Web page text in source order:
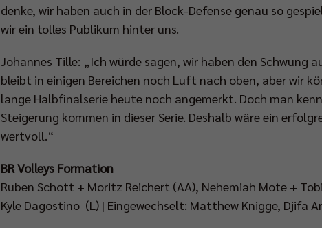
denke, wir haben auch in der Block-Defense genau so
wir ein tolles Publikum hinter uns.
Johannes Tille: „Ich würde sagen, wir haben den Schwung
bleibt in einigen Bereichen noch Luft nach oben, aber wir
lange Halbfinalserie heute noch angemerkt. Doch man
Steigerung kommen in dieser Serie. Deshalb wäre ein
wertvoll.“
BR Volleys Formation
Ruben Schott + Moritz Reichert (AA), Nehemiah Mote +
Kyle Dagostino (L) | Eingewechselt: Matthew Knigge, Djifa